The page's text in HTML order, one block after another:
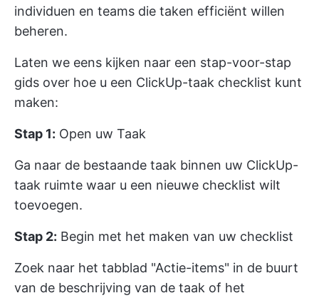
individuen en teams die taken efficiënt willen
beheren.
Laten we eens kijken naar een stap-voor-stap
gids over hoe u een ClickUp-taak checklist kunt
maken:
Stap 1: Open uw Taak
Ga naar de bestaande taak binnen uw ClickUp-
taak ruimte waar u een nieuwe checklist wilt
toevoegen.
Stap 2: Begin met het maken van uw checklist
Zoek naar het tabblad "Actie-items" in de buurt
van de beschrijving van de taak of het